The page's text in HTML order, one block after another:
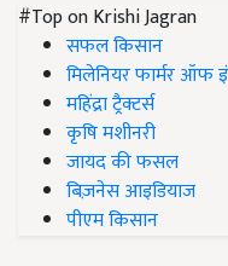
#Top on Krishi Jagran
सफल किसान
मिलेनियर फार्मर ऑफ
महिंद्रा ट्रैक्टर्स
कृषि मशीनरी
जायद की फसल
बिज़नेस आइडियाज
पीएम किसान